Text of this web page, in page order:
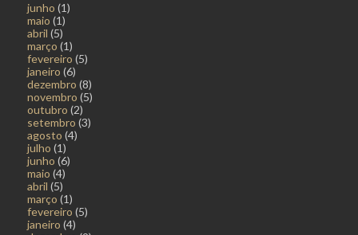
junho (1)
maio (1)
abril (5)
março (1)
fevereiro (5)
janeiro (6)
dezembro (8)
novembro (5)
outubro (2)
setembro (3)
agosto (4)
julho (1)
junho (6)
maio (4)
abril (5)
março (1)
fevereiro (5)
janeiro (4)